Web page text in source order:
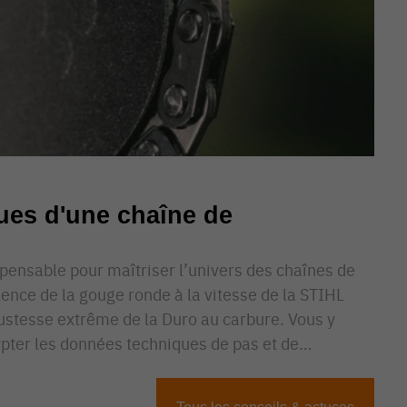
d'une chaîne de
pour maîtriser l’univers des chaînes de
de la gouge ronde à la vitesse de la STIHL
extrême de la Duro au carbure. Vous y
les données techniques de pas et de…